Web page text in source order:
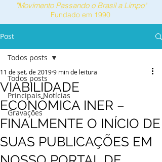
"Movimento Passando o Brasil a Limpo"
Fundado em 1990
Post
Todos posts
Principais Notícias
Gravações
Todos posts
VIABILIDADE
ECONÔMICA INER –
FINALMENTE O INÍCIO DE
SUAS PUBLICAÇÕES EM
11 de set. de 20199 min de leitura